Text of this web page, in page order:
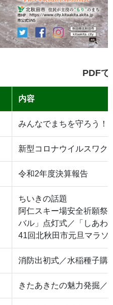
PDFで
内容
みんなでまちを守ろう！
新型コロナウイルスワク
令和2年度決算報告
ちいきの話題
阿仁スキー場安全祈願祭
バル」点灯式／「しあわ
41回北秋田市元旦マラソ
消防出初式／水稲種子購
きたあきたの魅力発掘／